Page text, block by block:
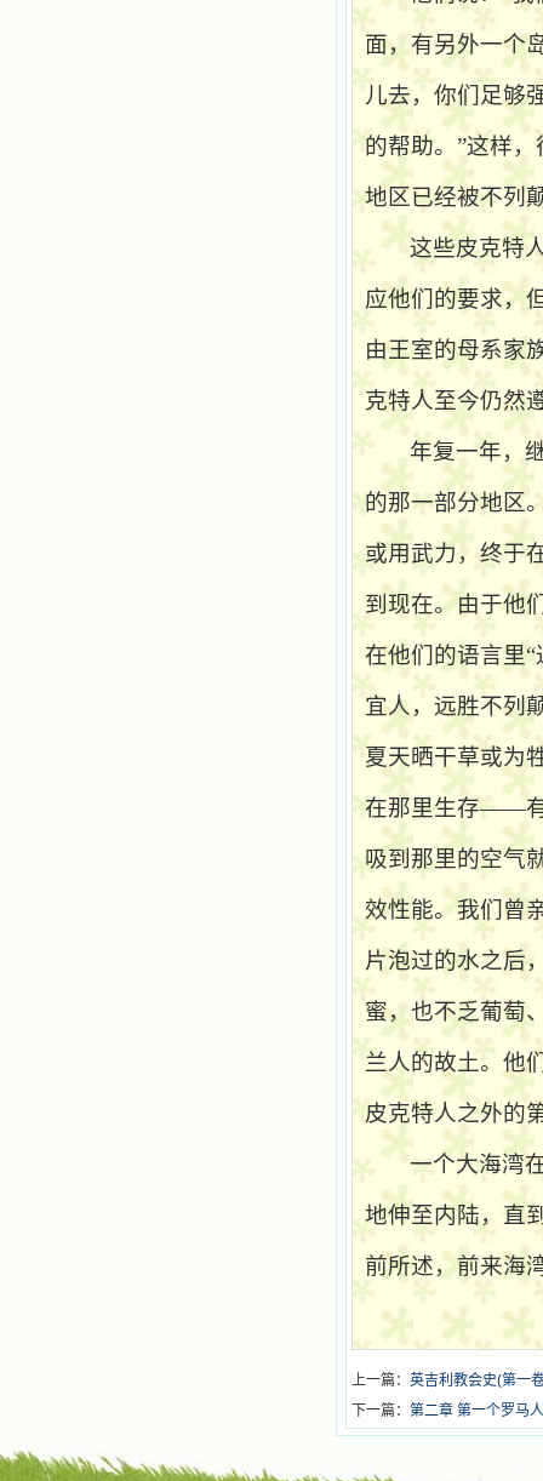
面，有另外一个
儿去，你们足够
的帮助。”这样
地区已经被不列
这些皮克特
应他们的要求，
由王室的母系家
克特人至今仍然
年复一年，
的那一部分地区
或用武力，终于
到现在。由于他
在他们的语言里
宜人，远胜不列
夏天晒干草或为
在那里生存——有
吸到那里的空气
效性能。我们曾
片泡过的水之后
蜜，也不乏葡萄
兰人的故土。他
皮克特人之外的
一个大海湾
地伸至内陆，直
前所述，前来海
上一篇： 英吉利教会史(第一
下一篇： 第二章 第一个罗马